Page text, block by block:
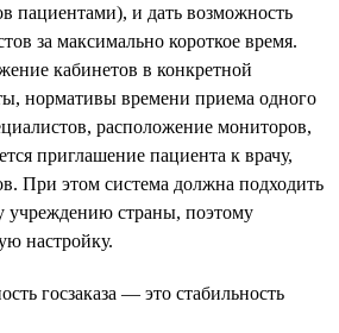
пациентами), и дать возможность
за максимально короткое время.
кабинетов в конкретной
нормативы времени приема одного
расположение мониторов,
приглашение пациента к врачу,
При этом система должна подходить
страны, поэтому
настройку.
госзаказа — это стабильность